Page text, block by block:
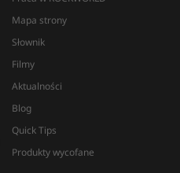
Mapa strony
Słownik
Filmy
Aktualności
Blog
Quick Tips
Produkty wycofane